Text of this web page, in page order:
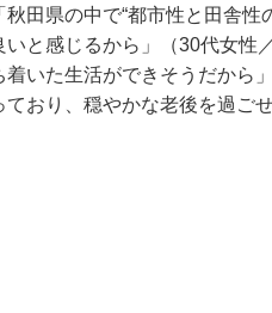
田県の中で“都市性と田舎性
いと感じるから」（30代女
着いた生活ができそうだから
ており、穏やかな老後を過ご